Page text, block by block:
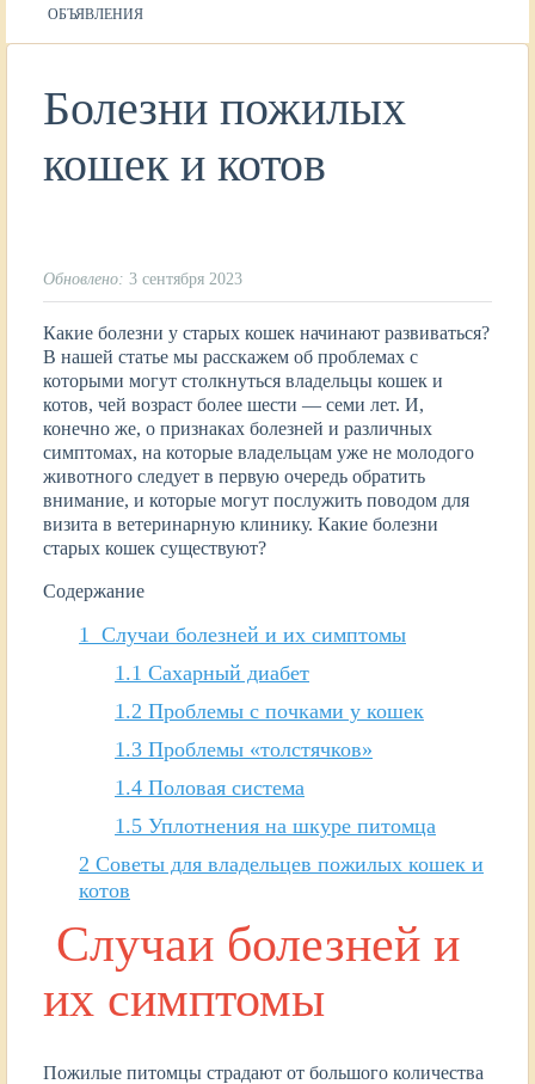
ОБЪЯВЛЕНИЯ
Болезни пожилых
кошек и котов
Обновлено: 3 сентября 2023
Какие болезни у старых кошек начинают развиваться?
В нашей статье мы расскажем об проблемах с
которыми могут столкнуться владельцы кошек и
котов, чей возраст более шести — семи лет. И,
конечно же, о признаках болезней и различных
симптомах, на которые владельцам уже не молодого
животного следует в первую очередь обратить
внимание, и которые могут послужить поводом для
визита в ветеринарную клинику. Какие болезни
старых кошек существуют?
Содержание
1 Случаи болезней и их симптомы
1.1 Сахарный диабет
1.2 Проблемы с почками у кошек
1.3 Проблемы «толстячков»
1.4 Половая система
1.5 Уплотнения на шкуре питомца
2 Советы для владельцев пожилых кошек и
котов
Случаи болезней и
их симптомы
Пожилые питомцы страдают от большого количества